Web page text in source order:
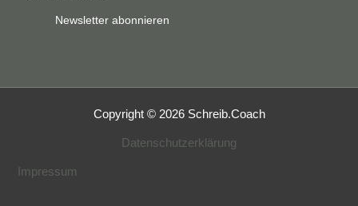
Copyright © 2026 Schreib.Coach
Datenschutzerklärung
Impressum